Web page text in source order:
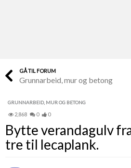
Finn håndverkere
Papirer som mangler
Skaff dokumentasjon som mangler
Kundeservice
GÅ TIL FORUM
Grunnarbeid, mur og betong
GRUNNARBEID, MUR OG BETONG
2,868 0 0
Bytte verandagulv
tre til lecaplank.